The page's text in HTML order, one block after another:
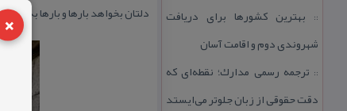
× :: بهترین كشورها برای دریافت
شهروندی دوم و اقامت آسان
:: ترجمه رسمی مدارك؛ نقطه‌ای كه
دقت حقوقی از زبان جلوتر می‌ایستد
دلتان بخواهد بارها و بارها به این